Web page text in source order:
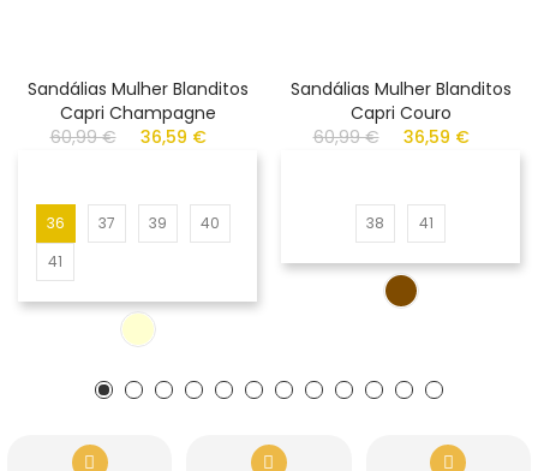
Sandálias Mulher Blanditos
Capri Champagne
60,99 €
36,59 €
36 37 39
40
41
Sandálias Mulher Blanditos
Capri Couro
60,99 €
36,59 €
38 41